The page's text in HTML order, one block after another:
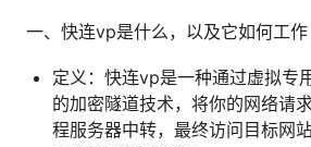
一、快连vp是什么，以及它如何工作
定义：快连vp是一种通过虚拟专
的加密隧道技术，将你的网络请
程服务器中转，最终访问目标网站